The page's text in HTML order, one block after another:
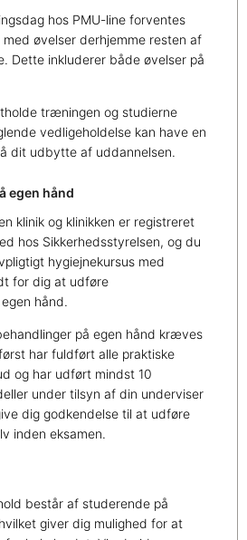
hos PMU-line forventes
øvelser derhjemme resten af
Dette inkluderer både øvelser på
træningen og studierne
vedligeholdelse kan have en
dit udbytte af uddannelsen.
egen hånd
klinik og klinikken er registreret
hos Sikkerhedsstyrelsen, og du
hygiejnekursus med
for dig at udføre
hånd.
på egen hånd kræves
har fuldført alle praktiske
og har udført mindst 10
under tilsyn af din underviser
dig godkendelse til at udføre
inden eksamen.
består af studerende på
giver dig mulighed for at